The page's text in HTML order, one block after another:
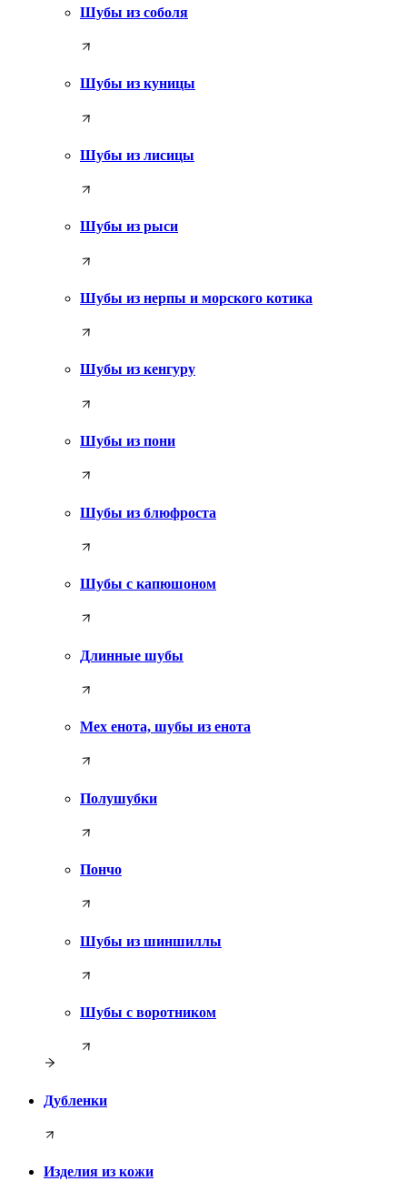
Шубы из соболя
Шубы из куницы
Шубы из лисицы
Шубы из рыси
Шубы из нерпы и морского котика
Шубы из кенгуру
Шубы из пони
Шубы из блюфроста
Шубы с капюшоном
Длинные шубы
Мех енота, шубы из енота
Полушубки
Пончо
Шубы из шиншиллы
Шубы с воротником
Дубленки
Изделия из кожи